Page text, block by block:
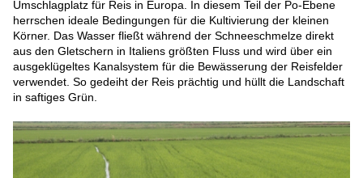
Umschlagplatz für Reis in Europa. In diesem Teil der Po-Ebene
herrschen ideale Bedingungen für die Kultivierung der kleinen
Körner. Das Wasser fließt während der Schneeschmelze direkt
aus den Gletschern in Italiens größten Fluss und wird über ein
ausgeklügeltes Kanalsystem für die Bewässerung der Reisfelder
verwendet. So gedeiht der Reis prächtig und hüllt die Landschaft
in saftiges Grün.